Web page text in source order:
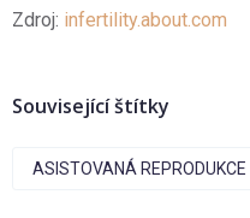
Zdroj: infertility.about.com
Související štítky
ASISTOVANÁ REPRODUKCE